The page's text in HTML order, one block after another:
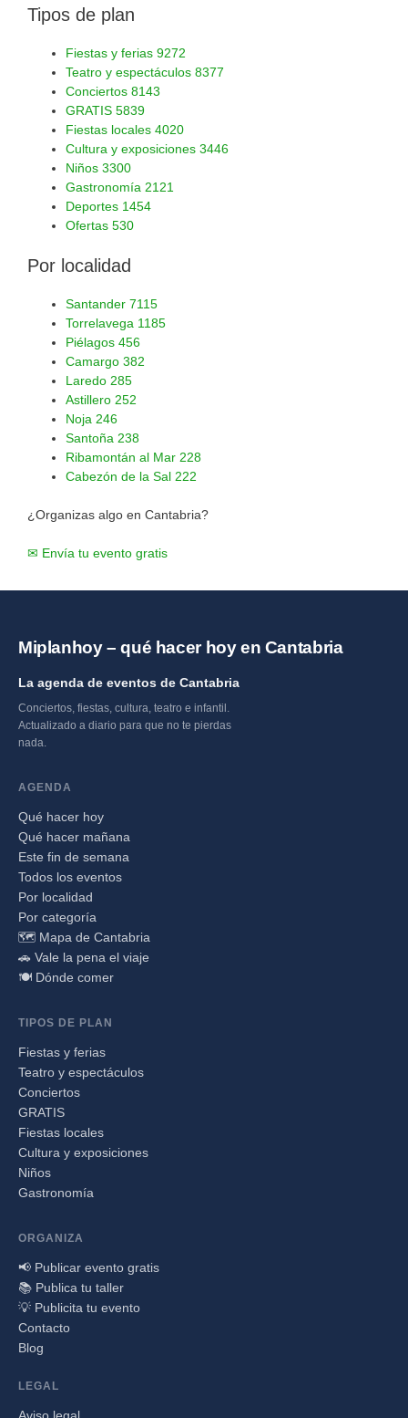
Tipos de plan
Fiestas y ferias 9272
Teatro y espectáculos 8377
Conciertos 8143
GRATIS 5839
Fiestas locales 4020
Cultura y exposiciones 3446
Niños 3300
Gastronomía 2121
Deportes 1454
Ofertas 530
Por localidad
Santander 7115
Torrelavega 1185
Piélagos 456
Camargo 382
Laredo 285
Astillero 252
Noja 246
Santoña 238
Ribamontán al Mar 228
Cabezón de la Sal 222
¿Organizas algo en Cantabria?
✉ Envía tu evento gratis
Miplanhoy – qué hacer hoy en Cantabria
La agenda de eventos de Cantabria
Conciertos, fiestas, cultura, teatro e infantil.
Actualizado a diario para que no te pierdas
nada.
AGENDA
Qué hacer hoy
Qué hacer mañana
Este fin de semana
Todos los eventos
Por localidad
Por categoría
🗺️ Mapa de Cantabria
🚗 Vale la pena el viaje
🍽️ Dónde comer
TIPOS DE PLAN
Fiestas y ferias
Teatro y espectáculos
Conciertos
GRATIS
Fiestas locales
Cultura y exposiciones
Niños
Gastronomía
ORGANIZA
📢 Publicar evento gratis
📚 Publica tu taller
💡 Publicita tu evento
Contacto
Blog
LEGAL